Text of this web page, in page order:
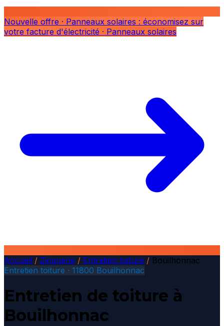
Nouvelle offre · Panneaux solaires : économisez sur
votre facture d'électricité · Panneaux solaires
Accueil / Zinguerie / Entretien toiture / Bouilhonnac
Entretien toiture · 11800 Bouilhonnac
Entretien de toiture à
Bouilhonnac